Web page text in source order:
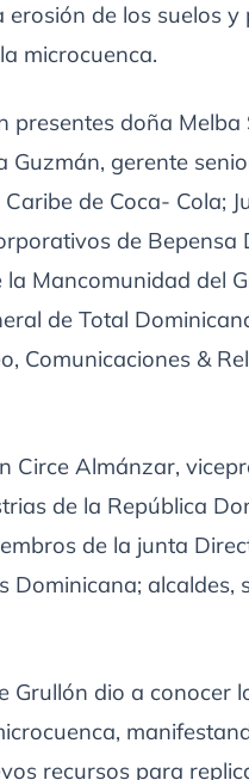
erosión de los suelos
microcuenca.
presentes doña
Guzmán, gerente
de Coca- Cola;
de Bepensa
Mancomunidad del
de Total
Comunicaciones &
Circe Almánzar,
de la República
de la junta
Dominicana; alcaldes,
Grullón dio a conocer
recursos para